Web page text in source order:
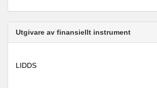
Utgivare av finansiellt instrument
LIDDS